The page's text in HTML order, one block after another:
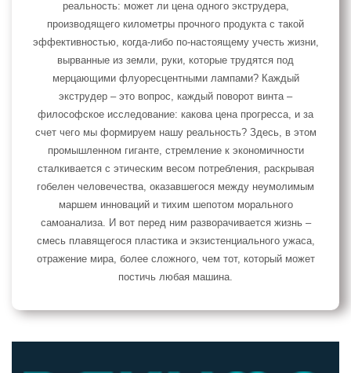
реальность: может ли цена одного экструдера,
производящего километры прочного продукта с такой
эффективностью, когда-либо по-настоящему учесть жизни,
вырванные из земли, руки, которые трудятся под
мерцающими флуоресцентными лампами? Каждый
экструдер – это вопрос, каждый поворот винта –
философское исследование: какова цена прогресса, и за
счет чего мы формируем нашу реальность? Здесь, в этом
промышленном гиганте, стремление к экономичности
сталкивается с этическим весом потребления, раскрывая
гобелен человечества, оказавшегося между неумолимым
маршем инноваций и тихим шепотом морального
самоанализа. И вот перед ним разворачивается жизнь –
смесь плавящегося пластика и экзистенциального ужаса,
отражение мира, более сложного, чем тот, который может
постичь любая машина.